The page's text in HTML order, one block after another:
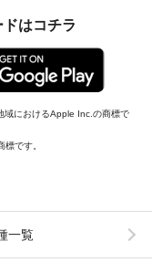
はコチラ
域におけるApple Inc.の商標で
です。
一覧